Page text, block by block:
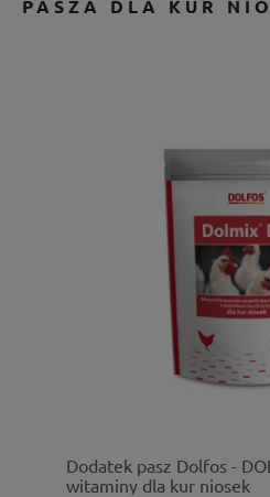
PASZA DLA KUR
Dodatek pasz Dolfos -
witaminy dla kur niosek